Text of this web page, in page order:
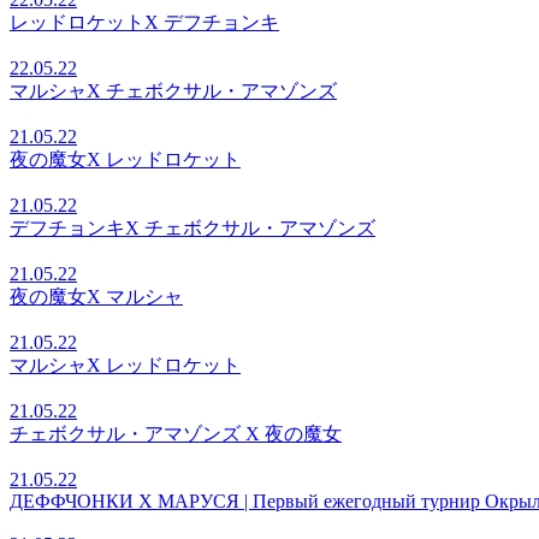
レッドロケットX デフチョンキ
22.05.22
マルシャX チェボクサル・アマゾンズ
21.05.22
夜の魔女X レッドロケット
21.05.22
デフチョンキX チェボクサル・アマゾンズ
21.05.22
夜の魔女X マルシャ
21.05.22
マルシャX レッドロケット
21.05.22
チェボクサル・アマゾンズ X 夜の魔女
21.05.22
ДЕФФЧОНКИ X МАРУСЯ | Первый ежегодный турнир